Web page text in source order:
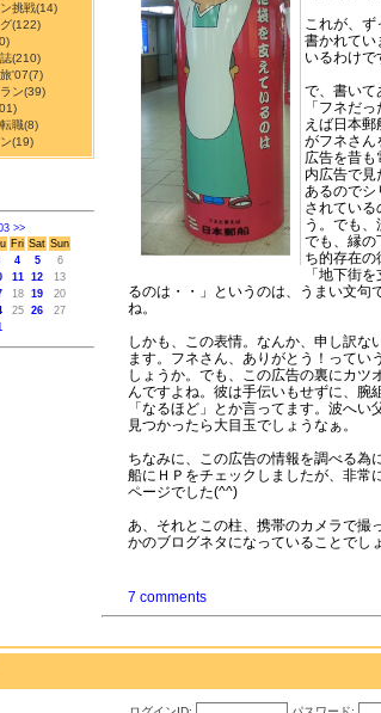
挑戦(14)
(122)
(210)
'07(7)
ン(39)
職(8)
(19)
>>
Fri Sat Sun
4 5
6
11 12
13
18 19
20
25 26
27
これが、ず
書かれてい
いるわけで
で、書いて
「フネだ
えば日本郵
がフネさん
広告を昔も
内広告で見
あるのでシ
されている
う。でも、
でも、縁の
ち的存在の
「地下街
るのは・・」というのは、うまい文句
ね。
しかも、この表情。なんか、申し訳な
ます。フネさん、ありがとう！ってい
しょうか。でも、この広告の裏にカツ
んですよね。彼は手伝いもせずに、腕
「なるほど」とか言ってます。波へい
見つかったら大目玉でしょうなぁ。
ちなみに、この広告の情報を調べる為
船にＨＰをチェックしましたが、非常
ページでした(^^)
あ、それとこの柱、携帯のカメラで撮
かのブログネタになっていることでし
7 comments